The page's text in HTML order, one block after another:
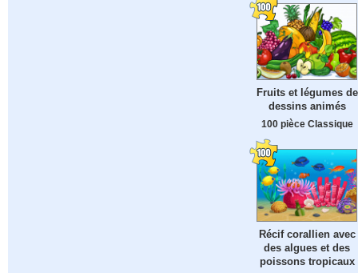
Fruits et légumes de
dessins animés
100 pièce Classique
Récif corallien avec
des algues et des
poissons tropicaux